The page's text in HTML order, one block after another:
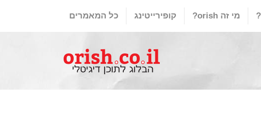
מי זה orish? קופירייטינג כל המאמרים